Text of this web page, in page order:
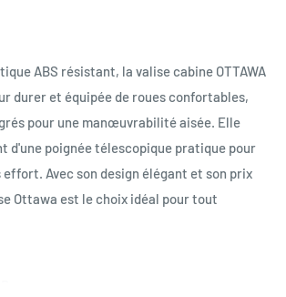
ABS résistant, la valise cabine OTTAWA
durer et équipée de roues confortables,
pour une manœuvrabilité aisée. Elle
d'une poignée télescopique pratique pour
Avec son design élégant et son prix
Ottawa est le choix idéal pour tout